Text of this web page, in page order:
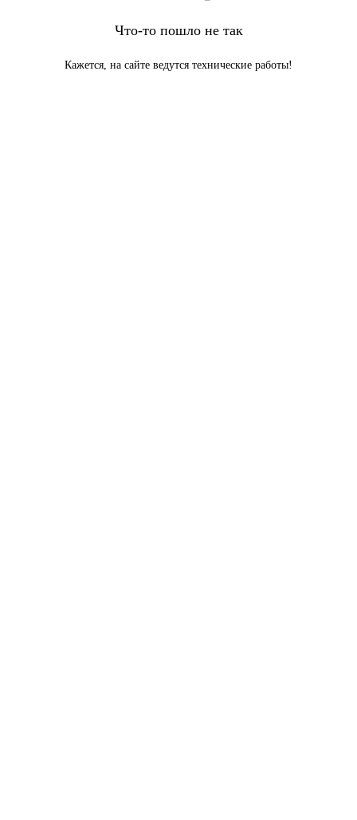
Что-то пошло не так
Кажется, на сайте ведутся технические работы!